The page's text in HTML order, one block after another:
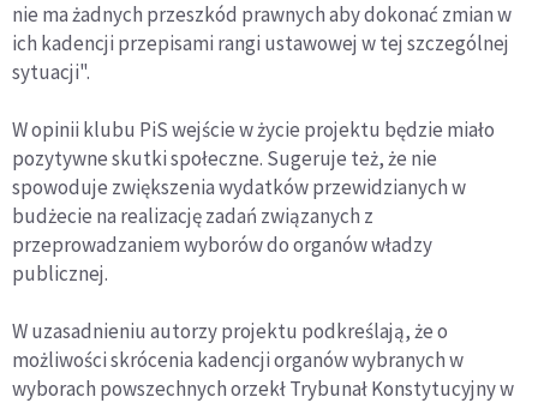
nie ma żadnych przeszkód prawnych aby dokonać zmian w
ich kadencji przepisami rangi ustawowej w tej szczególnej
sytuacji".
W opinii klubu PiS wejście w życie projektu będzie miało
pozytywne skutki społeczne. Sugeruje też, że nie
spowoduje zwiększenia wydatków przewidzianych w
budżecie na realizację zadań związanych z
przeprowadzaniem wyborów do organów władzy
publicznej.
W uzasadnieniu autorzy projektu podkreślają, że o
możliwości skrócenia kadencji organów wybranych w
wyborach powszechnych orzekł Trybunał Konstytucyjny w